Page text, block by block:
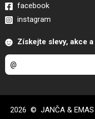
facebook
instagram
Získejte slevy, akce
2026 © JANČA & EMAS